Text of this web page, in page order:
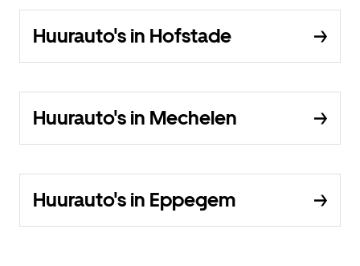
Huurauto's in Hofstade
Huurauto's in Mechelen
Huurauto's in Eppegem